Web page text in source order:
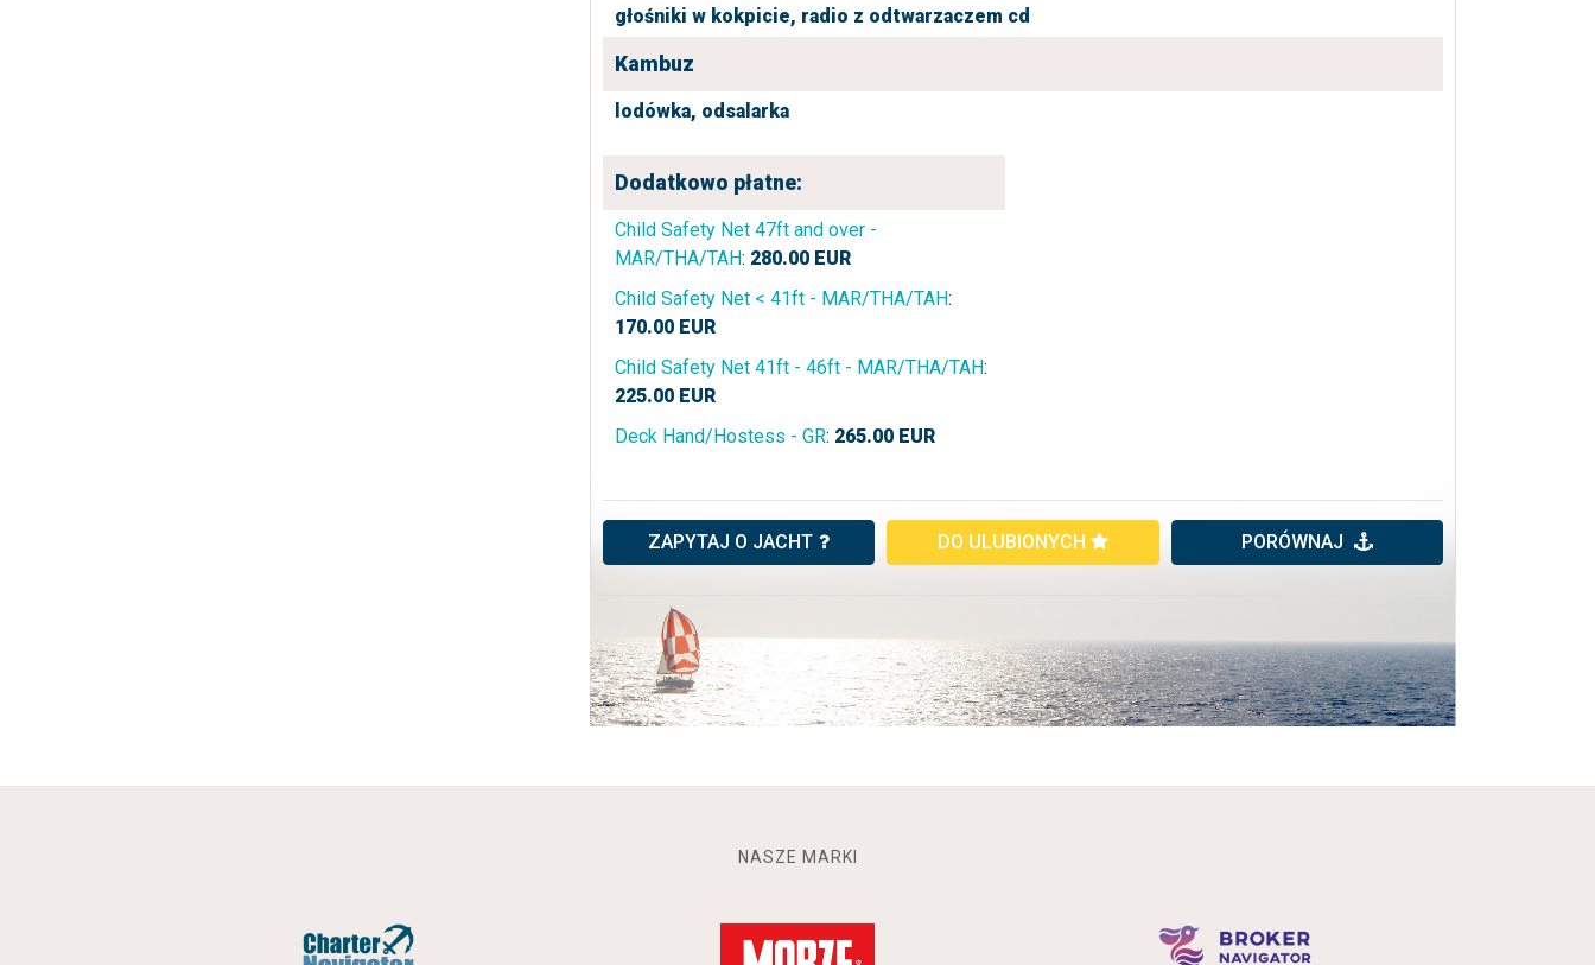
głośniki w kokpicie, radio z odtwarzaczem cd
Kambuz
lodówka, odsalarka
Dodatkowo płatne:
Child Safety Net 47ft and over -
MAR/THA/TAH: 280.00 EUR
Child Safety Net < 41ft - MAR/THA/TAH:
170.00 EUR
Child Safety Net 41ft - 46ft - MAR/THA/TAH:
225.00 EUR
Deck Hand/Hostess - GR: 265.00 EUR
ZAPYTAJ O JACHT DO ULUBIONYCH PORÓWNAJ
NASZE MARKI